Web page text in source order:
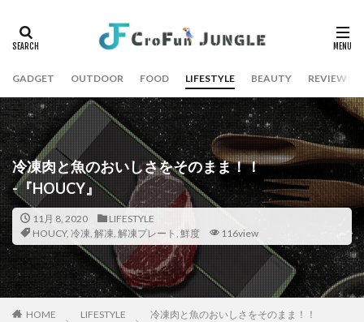
GADGET OUTDOOR FOOD LIFESTYLE BEAUTY REVIEW
冷凍肉と魚のおいしさをそのまま！！
-『HOUCY』
11月 8, 2020
LIFESTYLE
HOUCY, 冷凍, 解凍, 解凍プレート , 鮮度 116view
HOME LIFESTYLE
冷凍肉と魚のおいしさをそのまま！！